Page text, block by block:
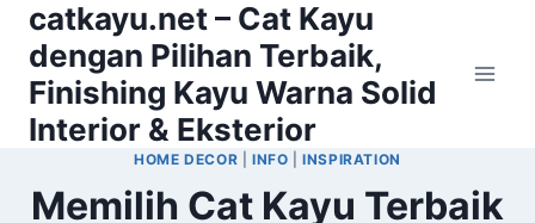
Skip
content
catkayu.net – Cat Kayu
dengan Pilihan Terbaik,
Finishing Kayu Warna Solid
Interior & Eksterior
HOME DECOR INFO |INSPIRATION
Memilih Cat Kayu Terbaik